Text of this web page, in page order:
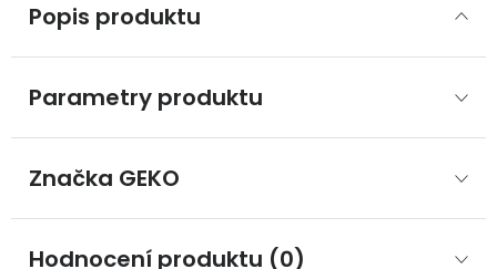
Popis produktu
Parametry produktu
Značka GEKO
Hodnocení produktu (0)